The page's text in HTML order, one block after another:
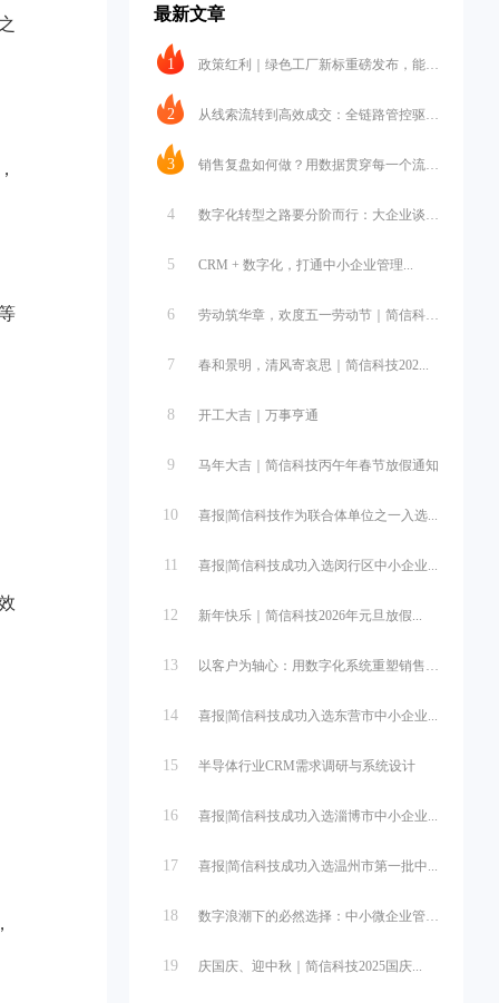
最新文章
1 政策红利｜绿色工厂新标重磅发布，能碳...
2 从线索流转到高效成交：全链路管控驱动...
3 销售复盘如何做？用数据贯穿每一个流程...
4 数字化转型之路要分阶而行：大企业谈战...
5 CRM + 数字化，打通中小企业管理...
6 劳动筑华章，欢度五一劳动节｜简信科技...
7 春和景明，清风寄哀思｜简信科技202...
8 开工大吉｜万事亨通
9 马年大吉｜简信科技丙午年春节放假通知
10 喜报|简信科技作为联合体单位之一入选...
11 喜报|简信科技成功入选闵行区中小企业...
12 新年快乐｜简信科技2026年元旦放假...
13 以客户为轴心：用数字化系统重塑销售管...
14 喜报|简信科技成功入选东营市中小企业...
15 半导体行业CRM需求调研与系统设计
16 喜报|简信科技成功入选淄博市中小企业...
17 喜报|简信科技成功入选温州市第一批中...
18 数字浪潮下的必然选择：中小微企业管理...
19 庆国庆、迎中秋｜简信科技2025国庆...